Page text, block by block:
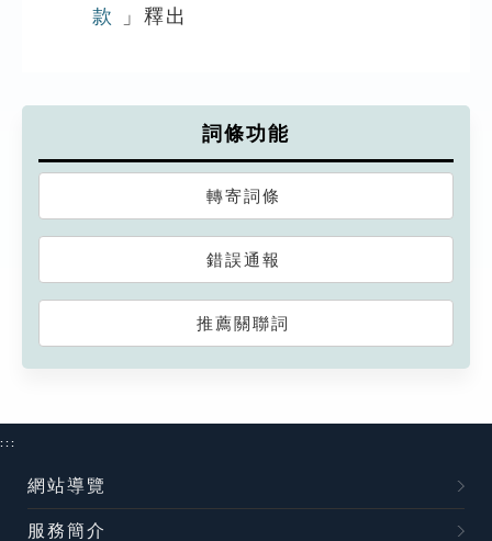
款
」釋出
詞條功能
轉寄詞條
錯誤通報
推薦關聯詞
:::
網站導覽
服務簡介